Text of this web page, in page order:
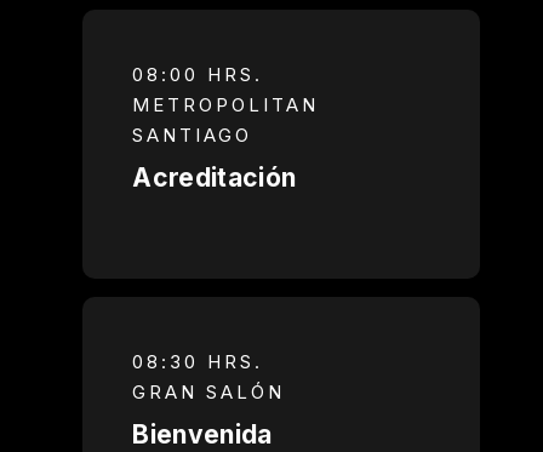
08:00 HRS.
METROPOLITAN
SANTIAGO
Acreditación
08:30 HRS.
GRAN SALÓN
Bienvenida